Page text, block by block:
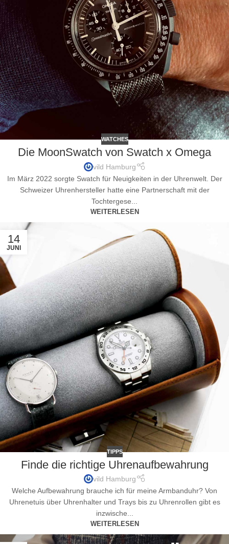
WATCHES
Die MoonSwatch von Swatch x Omega
vild Hamburg
Im März 2022 sorgte Swatch für Neuigkeiten in der Uhrenwelt. Der
Schweizer Uhrenhersteller hatte eine Partnerschaft mit der
Tochtergese...
WEITERLESEN
14
JUNI
TIPPS
Finde die richtige Uhrenaufbewahrung
vild Hamburg
Welche Aufbewahrung brauche ich für meine Armbanduhr? Von
Uhrenetuis über Uhrenhalter und Trays bis zu Uhrenrollen gibt es
inzwische...
WEITERLESEN